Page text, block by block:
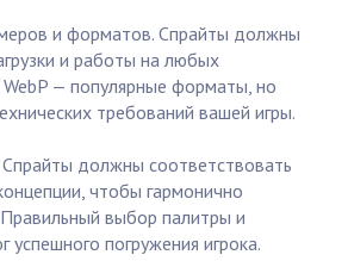
и форматов. Спрайты должны
и работы на любых
WebP — популярные форматы, но
требований вашей игры.
Спрайты должны соответствовать
чтобы гармонично
Правильный выбор палитры и
успешного погружения игрока.